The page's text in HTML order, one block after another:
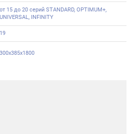
от 15 до 20 серий STANDARD, OPTIMUM+,
UNIVERSAL, INFINITY
19
300х385х1800